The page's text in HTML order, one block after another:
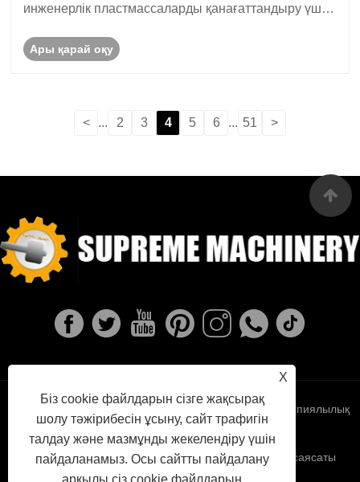
инженерлік пластмассаларды қанағаттандыру үшін
Ары қарай оқу
< ... 2 3 4 5 6 ... 51 >
X
Біз cookie файлдарын сізге жақсырақ
шолу тәжірибесін ұсыну, сайт трафигін
талдау және мазмұнды жекелендіру үшін
пайдаланамыз. Осы сайтты пайдалану
арқылы сіз cookie файлдарын
Sitemap XML Құпиялылық
саясаты